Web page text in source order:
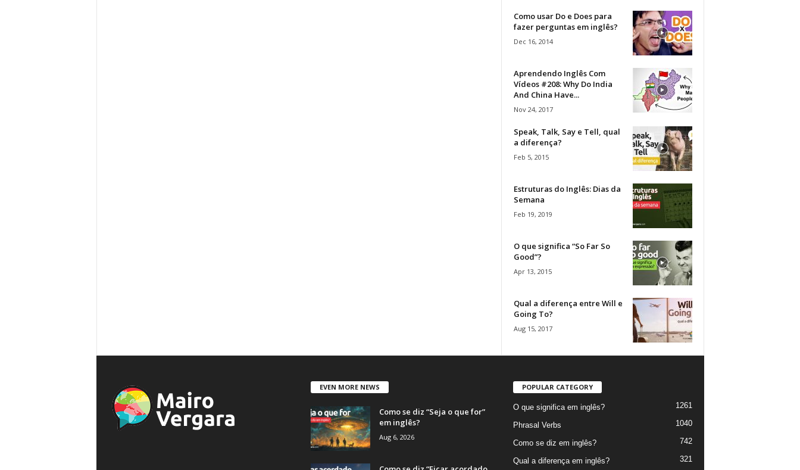
Como usar Do e Does para
fazer perguntas em inglês?
Dec 16, 2014
Aprendendo Inglês Com
Vídeos #208: Why Do India
And China Have...
Nov 24, 2017
Speak, Talk, Say e Tell, qual
a diferença?
Feb 5, 2015
Estruturas do Inglês: Dias da
Semana
Feb 19, 2019
O que significa “So Far So
Good”?
Apr 13, 2015
Qual a diferença entre Will e
Going To?
Aug 15, 2017
EVEN MORE NEWS
Como se diz “Seja o que for”
em inglês?
Aug 6, 2026
POPULAR CATEGORY
O que significa em inglês? 1261
Phrasal Verbs 1040
Como se diz em inglês? 742
Qual a diferença em inglês? 321